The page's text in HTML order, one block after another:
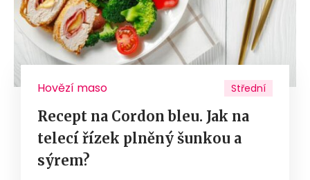
Hovězí maso Střední
Recept na Cordon bleu. Jak na
telecí řízek plněný šunkou a
sýrem?